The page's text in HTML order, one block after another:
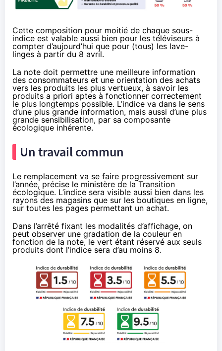
Cette composition pour moitié de chaque sous-
indice est valable aussi bien pour les téléviseurs à
compter d’aujourd’hui que pour (tous) les lave-
linges à partir du 8 avril.
La note doit permettre une meilleure information
des consommateurs et une orientation des achats
vers les produits les plus vertueux, à savoir les
produits a priori aptes à fonctionner correctement
le plus longtemps possible. L’indice va dans le sens
d’une plus grande information, mais aussi d’une plus
grande sensibilisation, par sa composante
écologique inhérente.
Un travail commun
Le remplacement va se faire progressivement sur
l’année, précise le ministère de la Transition
écologique. L’indice sera visible aussi bien dans les
rayons des magasins que sur les boutiques en ligne,
sur toutes les pages permettant un achat.
Dans l’arrêté fixant les modalités d’affichage, on
peut observer une gradation de la couleur en
fonction de la note, le vert étant réservé aux seuls
produits dont l’indice sera d’au moins 8.